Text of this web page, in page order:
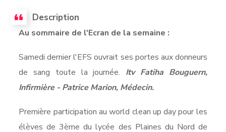
Description
Au sommaire de l'Ecran de la semaine :
Samedi dernier l'EFS ouvrait ses portes aux donneurs
de sang toute la journée. Itv Fatiha Bouguern,
Infirmière - Patrice Marion, Médecin.
Première participation au world clean up day pour les
élèves de 3ème du lycée des Plaines du Nord de